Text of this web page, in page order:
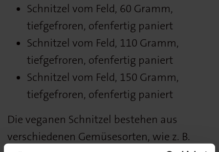
Schnitzel vom Feld, 60 Gramm,
tiefgefroren, ofenfertig paniert
Schnitzel vom Feld, 110 Gramm,
tiefgefroren, ofenfertig paniert
Schnitzel vom Feld, 150 Gramm,
tiefgefroren, ofenfertig paniert
Die veganen Schnitzel bestehen aus
verschiedenen Gemüsesorten, wie z. B.